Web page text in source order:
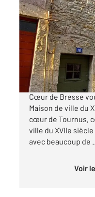
TOURNUS 71
105 m2, 4 pièces
Ref : 2881
Maison à
172
BAISSE DE PRIX !!
Cœur de Bresse
Maison de ville du
cœur de Tournus,
ville du XVIIe
avec beaucoup de
Voir